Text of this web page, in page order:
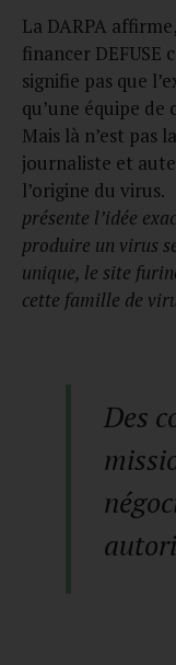
La DARPA
financer DEFUSE
signifie pas que
qu’une équipe de
Mais là n’est pas
journaliste et
l’origine du virus.
présente l’idée
produire un virus
unique, le site
cette famille de
Des